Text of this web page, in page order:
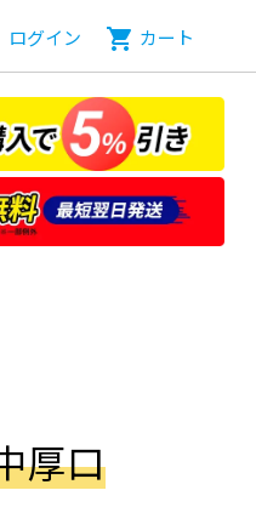
ログイン shopping_cart カート
厚口